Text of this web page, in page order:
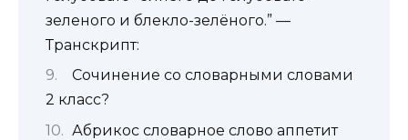
зеленого и блекло-зелёного.” —
Транскрипт:
Сочинение со словарными словами
2 класс?
Абрикос словарное слово аппетит